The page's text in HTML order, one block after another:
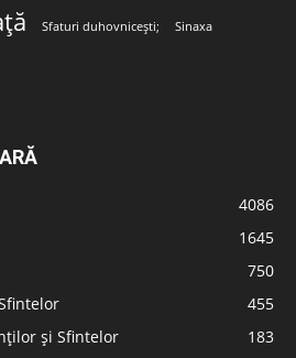
Sfaturi duhovnicești; Sinaxa
4086
1645
750
455
și Sfintelor
183